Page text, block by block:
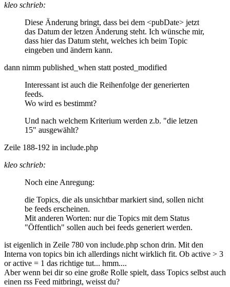
kleo schrieb:
Diese Änderung bringt, dass bei dem <pubDate> jetzt
das Datum der letzen Änderung steht. Ich wünsche mir,
dass hier das Datum steht, welches ich beim Topic
eingeben und ändern kann.
dann nimm published_when statt posted_modified
Interessant ist auch die Reihenfolge der generierten
feeds.
Wo wird es bestimmt?
Und nach welchem Kriterium werden z.b. "die letzen
15" ausgewählt?
Zeile 188-192 in include.php
kleo schrieb:
Noch eine Anregung:
die Topics, die als unsichtbar markiert sind, sollen nicht
be feeds erscheinen.
Mit anderen Worten: nur die Topics mit dem Status
"Öffentlich" sollen auch bei feeds generiert werden.
ist eigenlich in Zeile 780 von include.php schon drin. Mit den
Interna von topics bin ich allerdings nicht wirklich fit. Ob active > 3
or active = 1 das richtige tut... hmm....
Aber wenn bei dir so eine große Rolle spielt, dass Topics selbst auch
einen rss Feed mitbringt, weisst du?